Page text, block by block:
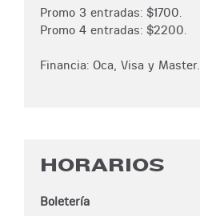
Promo 3 entradas: $1700.
Promo 4 entradas: $2200.
Financia: Oca, Visa y Master.
HORARIOS
Boletería